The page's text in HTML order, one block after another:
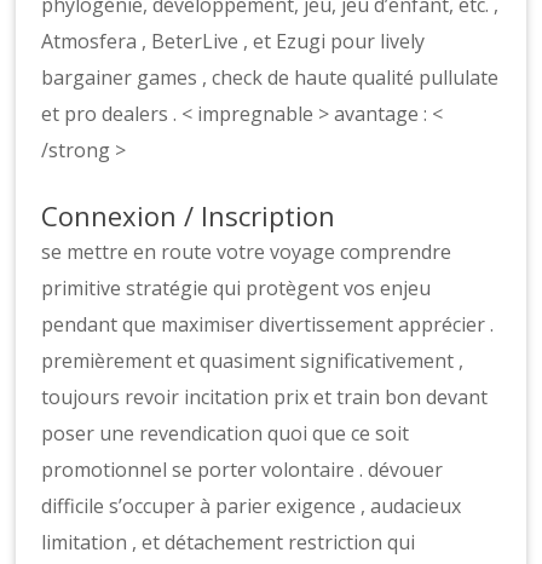
Atmosfera , BeterLive , et Ezugi pour lively
bargainer games , check de haute qualité pullulate
et pro dealers . < impregnable > avantage : <
/strong >
Connexion / Inscription
se mettre en route votre voyage comprendre
primitive stratégie qui protègent vos enjeu
pendant que maximiser divertissement apprécier .
premièrement et quasiment significativement ,
toujours revoir incitation prix et train bon devant
poser une revendication quoi que ce soit
promotionnel se porter volontaire . dévouer
difficile s’occuper à parier exigence , audacieux
limitation , et détachement restriction qui